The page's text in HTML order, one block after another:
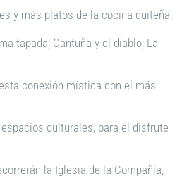
y más platos de la cocina quiteña.
tapada; Cantuña y el diablo; La
conexión mística con el más
culturales, para el disfrute
la Iglesia de la Compañía,